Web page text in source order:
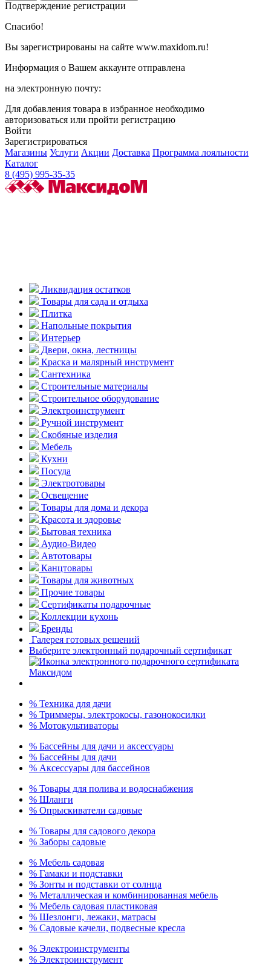
Подтверждение регистрации
Спасибо!
Вы зарегистрированы на сайте www.maxidom.ru!
Информация о Вашем аккаунте отправлена
на электронную почту:
Для добавления товара в избранное необходимо
авторизоваться или пройти регистрацию
Войти
Зарегистрироваться
Магазины Услуги Акции Доставка Программа лояльности
Каталог
8 (495) 995-35-35
Ликвидация остатков
Товары для сада и отдыха
Плитка
Напольные покрытия
Интерьер
Двери, окна, лестницы
Краска и малярный инструмент
Сантехника
Строительные материалы
Строительное оборудование
Электроинструмент
Ручной инструмент
Скобяные изделия
Мебель
Кухни
Посуда
Электротовары
Освещение
Товары для дома и декора
Красота и здоровье
Бытовая техника
Аудио-Видео
Автотовары
Канцтовары
Товары для животных
Прочие товары
Сертификаты подарочные
Коллекции кухонь
Бренды
Галерея готовых решений
Выберите электронный подарочный сертификат
% Техника для дачи
% Триммеры, электрокосы, газонокосилки
% Мотокультиваторы
% Бассейны для дачи и аксессуары
% Бассейны для дачи
% Аксессуары для бассейнов
% Товары для полива и водоснабжения
% Шланги
% Опрыскиватели садовые
% Товары для садового декора
% Заборы садовые
% Мебель садовая
% Гамаки и подставки
% Зонты и подставки от солнца
% Металлическая и комбинированная мебель
% Мебель садовая пластиковая
% Шезлонги, лежаки, матрасы
% Садовые качели, подвесные кресла
% Электроинструменты
% Электроинструмент